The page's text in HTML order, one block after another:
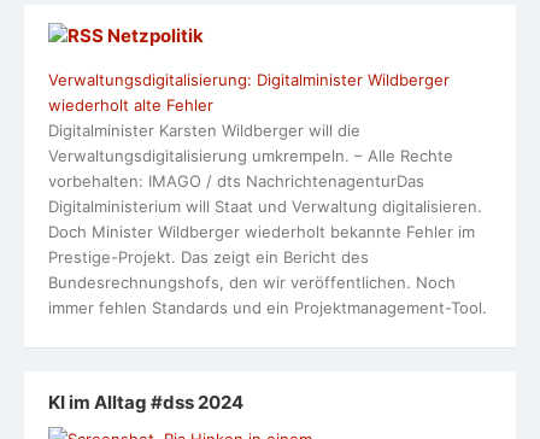
Netzpolitik
Verwaltungsdigitalisierung: Digitalminister Wildberger
wiederholt alte Fehler
Digitalminister Karsten Wildberger will die
Verwaltungsdigitalisierung umkrempeln. – Alle Rechte
vorbehalten: IMAGO / dts NachrichtenagenturDas
Digitalministerium will Staat und Verwaltung digitalisieren.
Doch Minister Wildberger wiederholt bekannte Fehler im
Prestige-Projekt. Das zeigt ein Bericht des
Bundesrechnungshofs, den wir veröffentlichen. Noch
immer fehlen Standards und ein Projektmanagement-Tool.
KI im Alltag #dss 2024